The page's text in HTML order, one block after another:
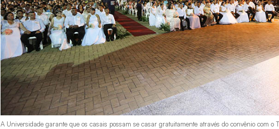
A Universidade garante que os casais possam se casar gratuitamente através do convênio com o